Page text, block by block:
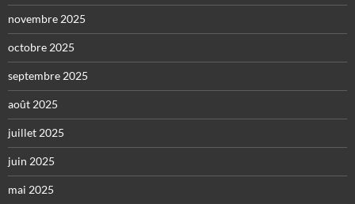
novembre 2025
octobre 2025
septembre 2025
août 2025
juillet 2025
juin 2025
mai 2025